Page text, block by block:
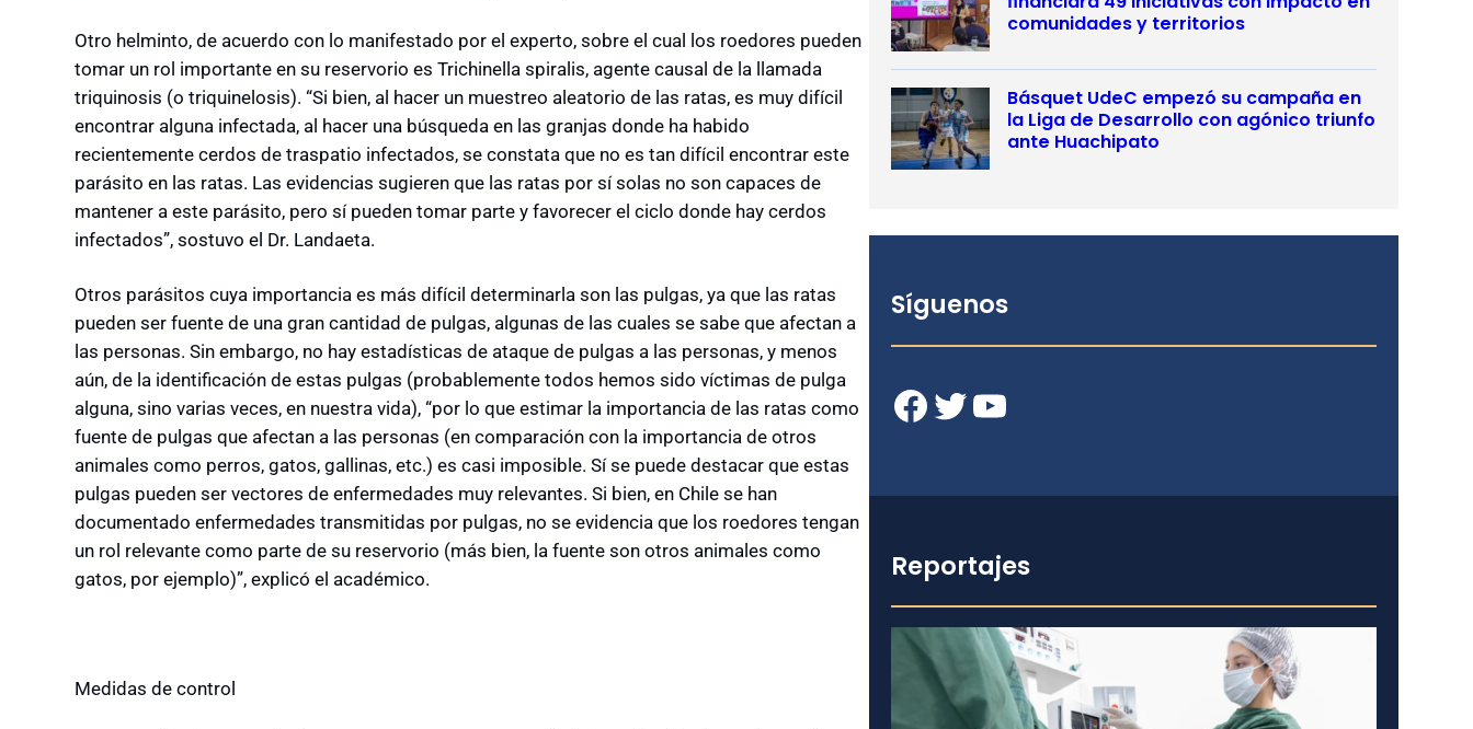
Otro helminto, de acuerdo con lo manifestado por el experto, sobre el cual los roedores pueden
tomar un rol importante en su reservorio es Trichinella spiralis, agente causal de la llamada
triquinosis (o triquinelosis). “Si bien, al hacer un muestreo aleatorio de las ratas, es muy difícil
encontrar alguna infectada, al hacer una búsqueda en las granjas donde ha habido
recientemente cerdos de traspatio infectados, se constata que no es tan difícil encontrar este
parásito en las ratas. Las evidencias sugieren que las ratas por sí solas no son capaces de
mantener a este parásito, pero sí pueden tomar parte y favorecer el ciclo donde hay cerdos
infectados”, sostuvo el Dr. Landaeta.
Otros parásitos cuya importancia es más difícil determinarla son las pulgas, ya que las ratas
pueden ser fuente de una gran cantidad de pulgas, algunas de las cuales se sabe que afectan a
las personas. Sin embargo, no hay estadísticas de ataque de pulgas a las personas, y menos
aún, de la identificación de estas pulgas (probablemente todos hemos sido víctimas de pulga
alguna, sino varias veces, en nuestra vida), “por lo que estimar la importancia de las ratas como
fuente de pulgas que afectan a las personas (en comparación con la importancia de otros
animales como perros, gatos, gallinas, etc.) es casi imposible. Sí se puede destacar que estas
pulgas pueden ser vectores de enfermedades muy relevantes. Si bien, en Chile se han
documentado enfermedades transmitidas por pulgas, no se evidencia que los roedores tengan
un rol relevante como parte de su reservorio (más bien, la fuente son otros animales como
gatos, por ejemplo)”, explicó el académico.
Medidas de control
comunidades y territorios
Básquet UdeC empezó su campaña en
la Liga de Desarrollo con agónico triunfo
ante Huachipato
Síguenos
Facebook Twitter YouTube
Reportajes